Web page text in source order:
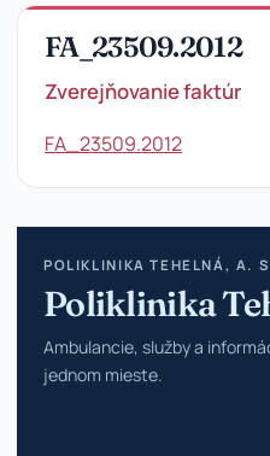
FA_23509.2012
Zverejňovanie faktúr
FA_23509.2012
POLIKLINIKA TEHELNÁ, A.
Poliklinika
Ambulancie, služby a
jednom mieste.